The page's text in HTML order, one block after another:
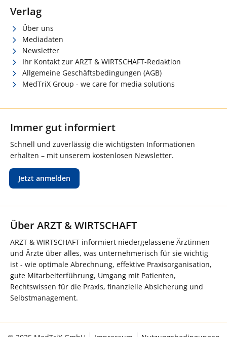
Verlag
Über uns
Mediadaten
Newsletter
Ihr Kontakt zur ARZT & WIRTSCHAFT-Redaktion
Allgemeine Geschäftsbedingungen (AGB)
MedTriX Group - we care for media solutions
Immer gut informiert
Schnell und zuverlässig die wichtigsten Informationen
erhalten – mit unserem kostenlosen Newsletter.
Jetzt anmelden
Über ARZT & WIRTSCHAFT
ARZT & WIRTSCHAFT informiert niedergelassene Ärztinnen
und Ärzte über alles, was unternehmerisch für sie wichtig
ist - wie optimale Abrechnung, effektive Praxisorganisation,
gute Mitarbeiterführung, Umgang mit Patienten,
Rechtswissen für die Praxis, finanzielle Absicherung und
Selbstmanagement.